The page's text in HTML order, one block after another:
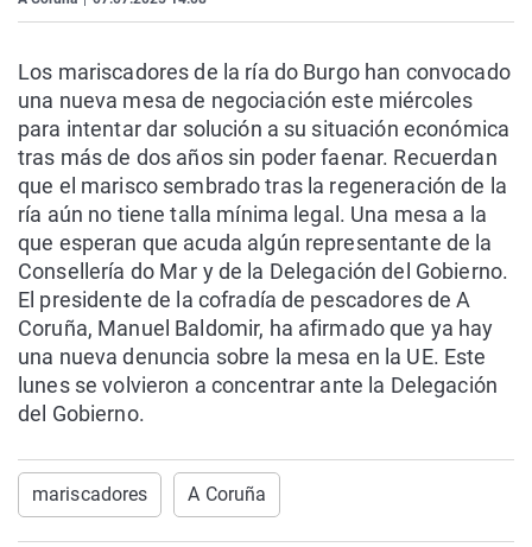
Los mariscadores de la ría do Burgo han convocado
una nueva mesa de negociación este miércoles
para intentar dar solución a su situación económica
tras más de dos años sin poder faenar. Recuerdan
que el marisco sembrado tras la regeneración de la
ría aún no tiene talla mínima legal. Una mesa a la
que esperan que acuda algún representante de la
Consellería do Mar y de la Delegación del Gobierno.
El presidente de la cofradía de pescadores de A
Coruña, Manuel Baldomir, ha afirmado que ya hay
una nueva denuncia sobre la mesa en la UE. Este
lunes se volvieron a concentrar ante la Delegación
del Gobierno.
mariscadores A Coruña